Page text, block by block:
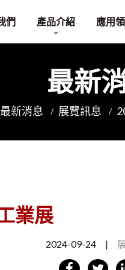
們
務
產品介紹
雙針床經編針織機
押出機
應用
最新
最新消息 展覽訊息
業展
2024-09-24 |